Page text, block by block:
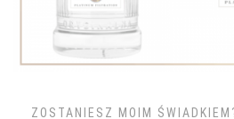
ZOSTANIESZ MOIM